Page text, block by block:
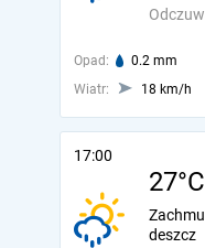
Opad: 0.2 mm
Wiatr:
18 km/h
17:00
27°C
deszcz